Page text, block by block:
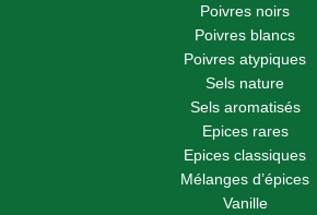
Poivres noirs
Poivres blancs
Poivres atypiques
Sels nature
Sels aromatisés
Epices rares
Epices classiques
Mélanges d’épices
Vanille